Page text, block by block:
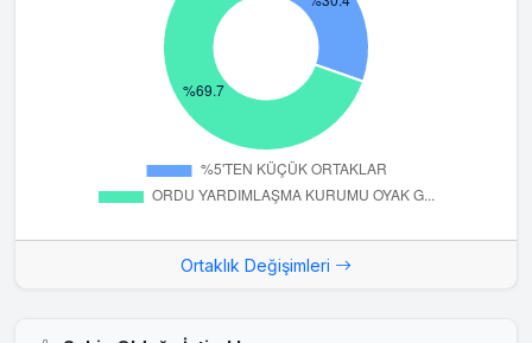
Ortaklık Değişimleri